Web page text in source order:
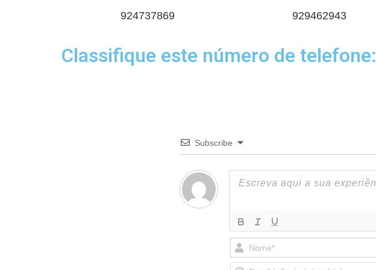
924737869 929462943
Classifique este número de telefone:
Subscribe